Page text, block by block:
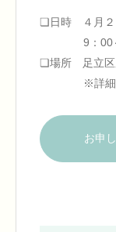
❏日時 ４月２
9：00～11
❏場所 足立区
※詳細は申
お申